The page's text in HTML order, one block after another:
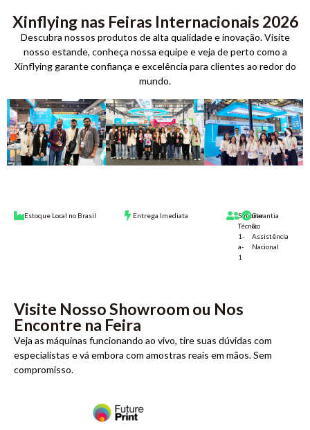
Xinflying nas Feiras Internacionais 2026
Descubra nossos produtos de alta qualidade e inovação. Visite
nosso estande, conheça nossa equipe e veja de perto como a
Xinflying garante confiança e excelência para clientes ao redor do
mundo.
Estoque Local no Brasil Entrega Imediata
Suporte
Técnico
1-
a-
1
Garantia
&
Assistência
Nacional
Visite Nosso Showroom ou Nos
Encontre na Feira
Veja as máquinas funcionando ao vivo, tire suas dúvidas com
especialistas e vá embora com amostras reais em mãos. Sem
compromisso.